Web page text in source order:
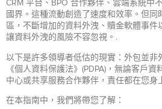
CRM 平台、BPO 合作夥伴、雲端系統中
國界。這種流動創造了速度和效率。但
區，不斷增加的資料外洩、贖金軟體事件
讓資料外洩的風險不容忽視。.
以下是許多領導者低估的現實：外包並非
《個人資料保護法》(PDPA)，無論客戶
中心或共享服務合作夥伴，責任都在您身
在本指南中，我們將帶您了解：